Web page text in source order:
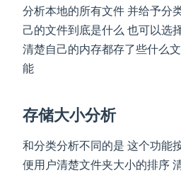
分析本地的所有文件 并给予分
己的文件到底是什么 也可以选
清楚自己的内存都存了些什么
能
存储大小分析
和分类分析不同的是 这个功能
便用户清楚文件夹大小的排序